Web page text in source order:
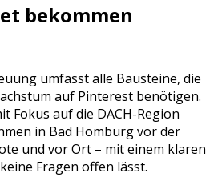
bekommen
umfasst alle Bausteine, die
auf Pinterest benötigen.
Fokus auf die DACH-Region
in Bad Homburg vor der
und vor Ort – mit einem klaren
Fragen offen lässt.